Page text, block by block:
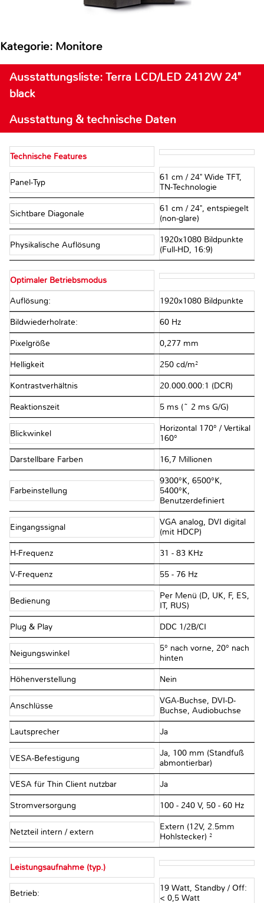
Kategorie: Monitore
Ausstattungsliste: Terra LCD/LED 2412W 24"
black
Ausstattung & technische Daten
Technische Features
Panel-Typ
61 cm / 24" Wide TFT,
TN-Technologie
Sichtbare Diagonale
61 cm / 24", entspiegelt
(non-glare)
Physikalische Auflösung
1920x1080 Bildpunkte
(Full-HD, 16:9)
Optimaler Betriebsmodus
Auflösung: 1920x1080 Bildpunkte
Bildwiederholrate: 60 Hz
Pixelgröße 0,277 mm
Helligkeit 250 cd/m²
Kontrastverhältnis 20.000.000:1 (DCR)
Reaktionszeit 5 ms (~ 2 ms G/G)
Blickwinkel
Horizontal 170° / Vertikal
160°
Darstellbare Farben 16,7 Millionen
Farbeinstellung
9300°K, 6500°K,
5400°K,
Benutzerdefiniert
Eingangssignal
VGA analog, DVI digital
(mit HDCP)
H-Frequenz 31 - 83 KHz
V-Frequenz 55 - 76 Hz
Bedienung
Per Menü (D, UK, F, ES,
IT, RUS)
Plug & Play DDC 1/2B/CI
Neigungswinkel
5° nach vorne, 20° nach
hinten
Höhenverstellung Nein
Anschlüsse
VGA-Buchse, DVI-D-
Buchse, Audiobuchse
Lautsprecher Ja
VESA-Befestigung
Ja, 100 mm (Standfuß
abmontierbar)
VESA für Thin Client nutzbar Ja
Stromversorgung 100 - 240 V, 50 - 60 Hz
Netzteil intern / extern
Extern (12V, 2.5mm
Hohlstecker) ²
Leistungsaufnahme (typ.)
Betrieb:
19 Watt, Standby / Off:
< 0,5 Watt